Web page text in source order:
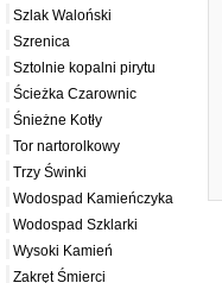
Szlak Waloński
Szrenica
Sztolnie kopalni pirytu
Ścieżka Czarownic
Śnieżne Kotły
Tor nartorolkowy
Trzy Świnki
Wodospad Kamieńczyka
Wodospad Szklarki
Wysoki Kamień
Zakręt Śmierci